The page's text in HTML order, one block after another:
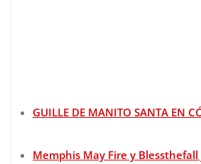
GUILLE DE MANITO SANTA EN
Memphis May Fire y